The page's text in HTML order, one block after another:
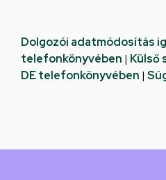
Dolgozói adatmódosítás
telefonkönyvében | Külső
DE telefonkönyvében |